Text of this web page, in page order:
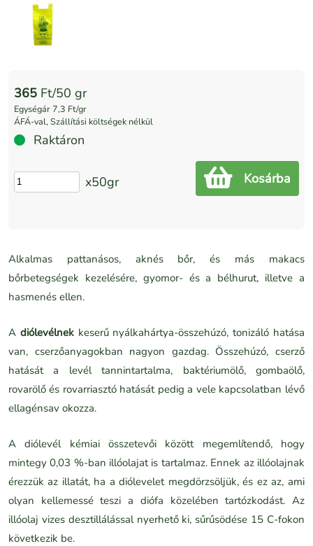
365 Ft/50 gr
Egységár 7,3 Ft/gr
ÁFÁ-val, Szállítási költségek nélkül
Raktáron
x50gr Kosárba
Alkalmas pattanásos, aknés bőr, és más makacs
bőrbetegségek kezelésére, gyomor- és a bélhurut, illetve a
hasmenés ellen.
A diólevélnekkeserű nyálkahártya-összehúzó, tonizáló hatása
van, cserzőanyagokban nagyon gazdag. Összehúzó, cserző
hatását a levél tannintartalma, baktériumölő, gombaölő,
rovarölő és rovarriasztó hatását pedig a vele kapcsolatban lévő
ellagénsav okozza.
A diólevél kémiai összetevői között megemlítendő, hogy
mintegy 0,03 %-ban illóolajat is tartalmaz. Ennek az illóolajnak
érezzük az illatát, ha a diólevelet megdörzsöljük, és ez az, ami
olyan kellemessé teszi a diófa közelében tartózkodást. Az
illóolaj vizes desztillálással nyerhető ki, sűrűsödése 15 C-fokon
következik be.